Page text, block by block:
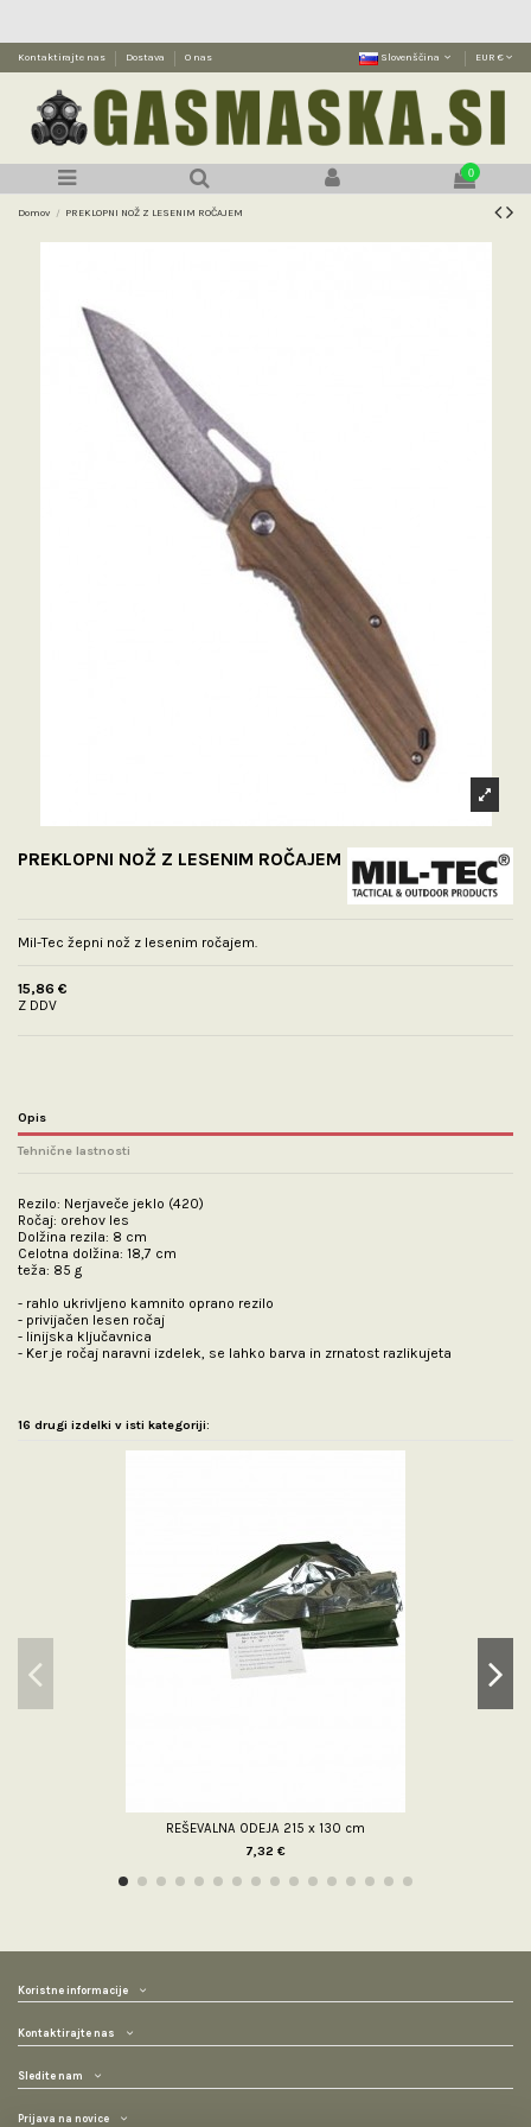
Kontaktirajte nas Dostava O nas Slovenščina EUR €
0
Domov PREKLOPNI NOŽ Z LESENIM ROČAJEM
PREKLOPNI NOŽ Z LESENIM ROČAJEM
Mil-Tec žepni nož z lesenim ročajem.
15,86 €
Z DDV
Opis
Tehnične lastnosti
Rezilo: Nerjaveče jeklo (420)
Ročaj: orehov les
Dolžina rezila: 8 cm
Celotna dolžina: 18,7 cm
teža: 85 g
- rahlo ukrivljeno kamnito oprano rezilo
- privijačen lesen ročaj
- linijska ključavnica
- Ker je ročaj naravni izdelek, se lahko barva in zrnatost razlikujeta
16 drugi izdelki v isti kategoriji:
REŠEVALNA ODEJA 215 x 130 cm
7,32 €
Koristne informacije
Kontaktirajte nas
Sledite nam
Prijava na novice